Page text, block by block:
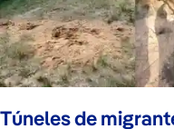
Túneles de